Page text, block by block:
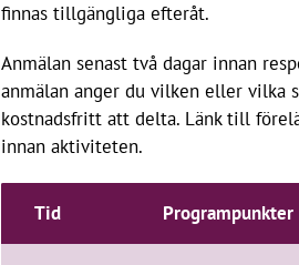
finnas tillgängliga efteråt.
Anmälan senast två dagar innan
anmälan anger du vilken eller vilka
kostnadsfritt att delta. Länk till
innan aktiviteten.
Tid Programpunkter